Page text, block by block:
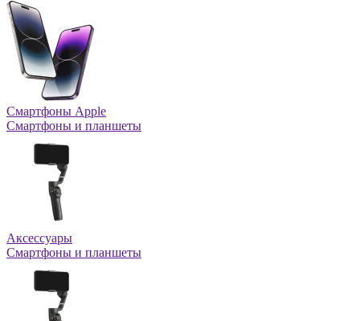
Смартфоны Apple
Смартфоны и планшеты
Аксессуары
Смартфоны и планшеты